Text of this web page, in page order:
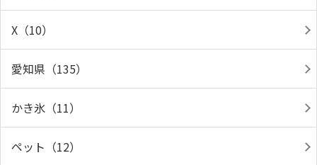
X（10）
愛知県（135）
かき氷（11）
ペット（12）